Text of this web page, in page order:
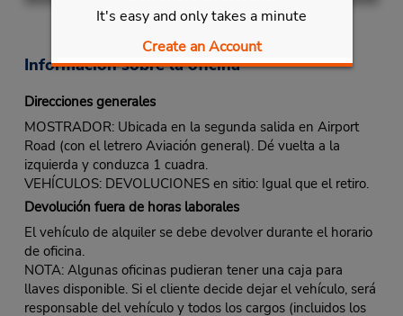
It's easy and only takes a minute
Create an Account
Información sobre la oficina
Direcciones generales
MOSTRADOR: Ubicada en la segunda salida en Airport
Road (con el letrero Aviación general). Dé vuelta a la
izquierda y conduzca 1 cuadra.
VEHÍCULOS: DEVOLUCIONES en sitio: Igual que el retiro.
Devolución fuera de horas laborales
El vehículo de alquiler se debe devolver durante el horario
de oficina.
NOTA: Algunas oficinas pudieran tener una caja para
llaves disponible. Si el cliente decide dejar el vehículo, será
responsable del vehículo y todos los cargos (incluidos los